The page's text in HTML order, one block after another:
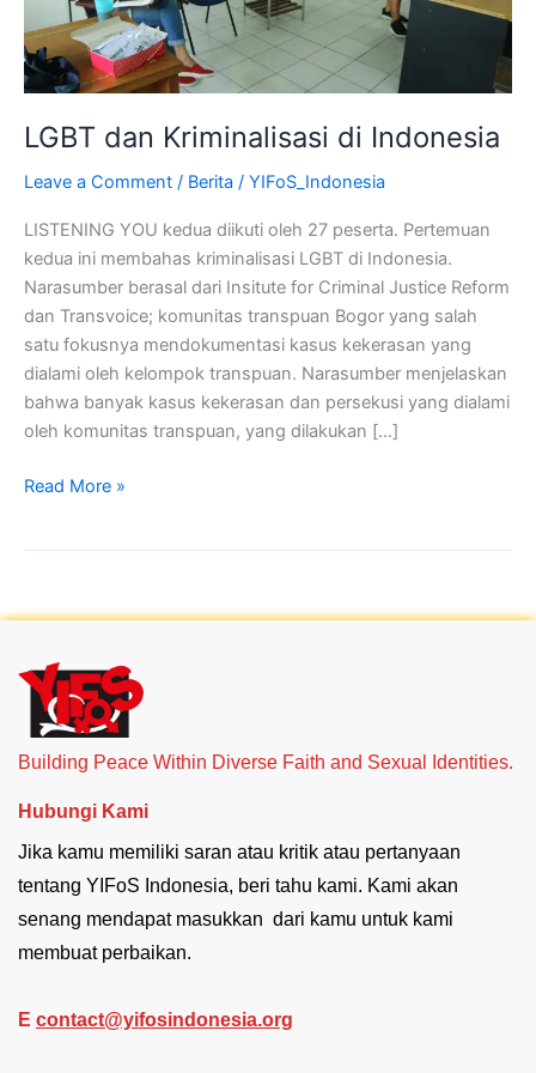
LGBT dan Kriminalisasi di Indonesia
Leave a Comment / Berita / YIFoS_Indonesia
LISTENING YOU kedua diikuti oleh 27 peserta. Pertemuan
kedua ini membahas kriminalisasi LGBT di Indonesia.
Narasumber berasal dari Insitute for Criminal Justice Reform
dan Transvoice; komunitas transpuan Bogor yang salah
satu fokusnya mendokumentasi kasus kekerasan yang
dialami oleh kelompok transpuan. Narasumber menjelaskan
bahwa banyak kasus kekerasan dan persekusi yang dialami
oleh komunitas transpuan, yang dilakukan […]
Read More »
Building Peace Within Diverse Faith and Sexual Identities.
Hubungi Kami
Jika kamu memiliki saran atau kritik atau pertanyaan
tentang YIFoS Indonesia, beri tahu kami. Kami akan
senang mendapat masukkan dari kamu untuk kami
membuat perbaikan.
E contact@yifosindonesia.org